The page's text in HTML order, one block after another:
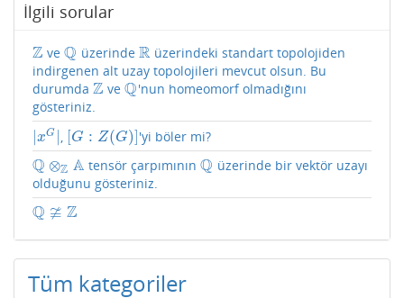
İlgili sorular
Z
Z veQ
Q üzerinde R
R üzerindeki standart topolojiden
indirgenen alt uzay topolojileri mevcut olsun. Bu
durumda Z
Z veQ
Q 'nun homeomorf olmadığını
gösteriniz.
xG
|xG |, [G : Z(G)]
G: Z( G)] 'yi böler mi?
Q ⊗Z A
Q⊗ZA tensör çarpımınınQ
Q üzerinde bir vektör uzayı
olduğunu gösteriniz.
Q ≆ Z
Q≇Z
Tüm kategoriler